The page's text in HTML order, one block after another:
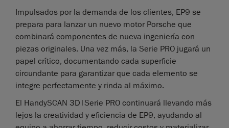
Impulsados por la demanda de los clientes, EP9 se
prepara para lanzar un nuevo motor Porsche que
combinará componentes de nueva ingeniería con
piezas originales. Una vez más, la Serie PRO jugará un
papel crítico, documentando cada superficie
circundante para garantizar que cada elemento se
integre perfectamente y rinda al máximo.
El HandySCAN 3D|Serie PRO continuará llevando más
lejos la creatividad y eficiencia de EP9, ayudando al